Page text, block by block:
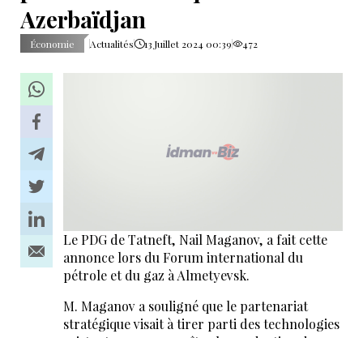
Azerbaïdjan
Économie Actualités 13 Juillet 2024 00:39 472
Le PDG de Tatneft, Nail Maganov, a fait cette
annonce lors du Forum international du
pétrole et du gaz à Almetyevsk.
M. Maganov a souligné que le partenariat
stratégique visait à tirer parti des technologies